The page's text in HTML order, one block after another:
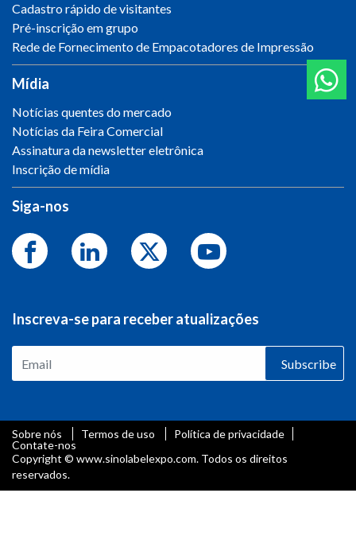
Cadastro rápido de visitantes
Pré-inscrição em grupo
Rede de Fornecimento de Empacotadores de Impressão
Mídia
Notícias quentes do mercado
Notícias da Feira Comercial
Assinatura da newsletter eletrônica
Inscrição de mídia
Siga-nos
Inscreva-se para receber atualizações
Subscribe
Sobre nós Termos de uso
Política de privacidade
Contate-nos
Copyright © www.sinolabelexpo.com. Todos os direitos
reservados.